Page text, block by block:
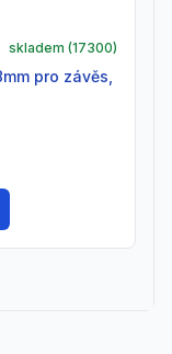
skladem (17300)